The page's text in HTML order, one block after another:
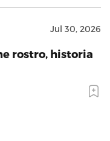
Jul 30, 2026
rostro, historia